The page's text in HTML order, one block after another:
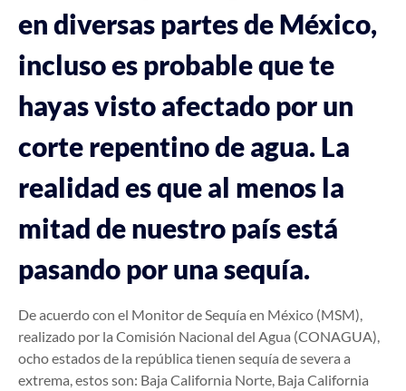
en diversas partes de México,
incluso es probable que te
hayas visto afectado por un
corte repentino de agua. La
realidad es que al menos la
mitad de nuestro país está
pasando por una sequía.
De acuerdo con el Monitor de Sequía en México (MSM),
realizado por la Comisión Nacional del Agua (CONAGUA),
ocho estados de la república tienen sequía de severa a
extrema, estos son: Baja California Norte, Baja California